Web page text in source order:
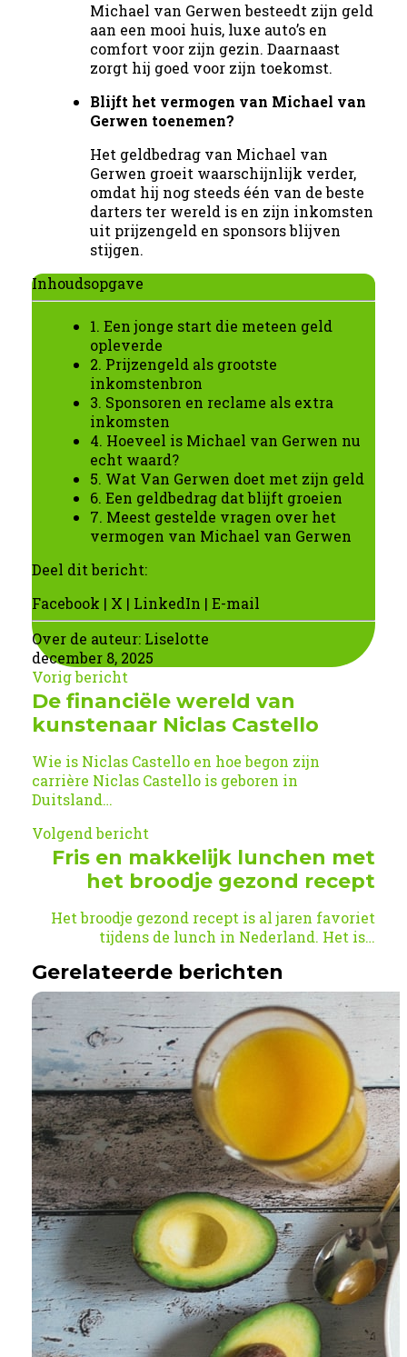
Michael van Gerwen besteedt zijn geld
aan een mooi huis, luxe auto’s en
comfort voor zijn gezin. Daarnaast
zorgt hij goed voor zijn toekomst.
Blijft het vermogen van Michael van
Gerwen toenemen?
Het geldbedrag van Michael van
Gerwen groeit waarschijnlijk verder,
omdat hij nog steeds één van de beste
darters ter wereld is en zijn inkomsten
uit prijzengeld en sponsors blijven
stijgen.
Inhoudsopgave
1. Een jonge start die meteen geld
opleverde
2. Prijzengeld als grootste
inkomstenbron
3. Sponsoren en reclame als extra
inkomsten
4. Hoeveel is Michael van Gerwen nu
echt waard?
5. Wat Van Gerwen doet met zijn geld
6. Een geldbedrag dat blijft groeien
7. Meest gestelde vragen over het
vermogen van Michael van Gerwen
Deel dit bericht:
Facebook | X | LinkedIn | E-mail
Over de auteur: Liselotte
december 8, 2025
Vorig bericht
De financiële wereld van
kunstenaar Niclas Castello
Wie is Niclas Castello en hoe begon zijn
carrière Niclas Castello is geboren in
Duitsland…
Volgend bericht
Fris en makkelijk lunchen met
het broodje gezond recept
Het broodje gezond recept is al jaren favoriet
tijdens de lunch in Nederland. Het is…
Gerelateerde berichten